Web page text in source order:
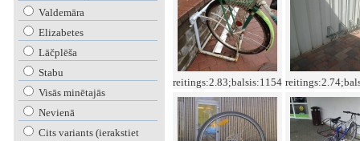
Valdemāra
Elizabetes
Lāčplēša
Stabu
Visās minētajās
Nevienā
Cits variants (ierakstiet
reitings:2.83;balsis:1154